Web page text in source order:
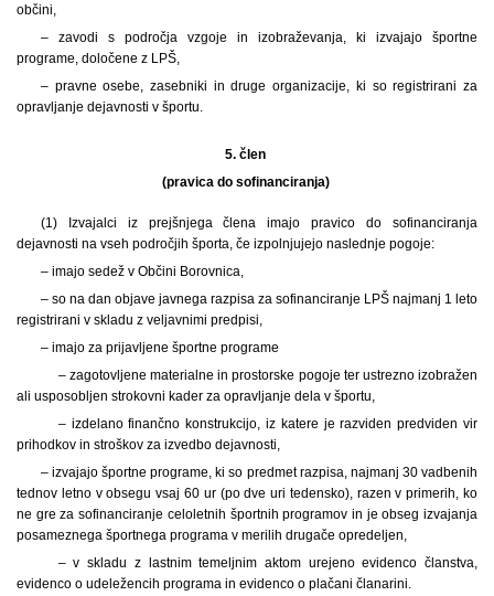
občini,
– zavodi s področja vzgoje in izobraževanja, ki izvajajo športne
programe, določene z LPŠ,
– pravne osebe, zasebniki in druge organizacije, ki so registrirani za
opravljanje dejavnosti v športu.
5. člen
(pravica do sofinanciranja)
(1) Izvajalci iz prejšnjega člena imajo pravico do sofinanciranja
dejavnosti na vseh področjih športa, če izpolnjujejo naslednje pogoje:
– imajo sedež v Občini Borovnica,
– so na dan objave javnega razpisa za sofinanciranje LPŠ najmanj 1 leto
registrirani v skladu z veljavnimi predpisi,
– imajo za prijavljene športne programe
– zagotovljene materialne in prostorske pogoje ter ustrezno izobražen
ali usposobljen strokovni kader za opravljanje dela v športu,
– izdelano finančno konstrukcijo, iz katere je razviden predviden vir
prihodkov in stroškov za izvedbo dejavnosti,
– izvajajo športne programe, ki so predmet razpisa, najmanj 30 vadbenih
tednov letno v obsegu vsaj 60 ur (po dve uri tedensko), razen v primerih, ko
ne gre za sofinanciranje ce loletnih športnih programov in je obseg izvajanja
posameznega športnega programa v merilih drugače opredeljen,
– v skladu z lastnim temeljnim aktom urejeno evidenco članstva,
evidenco o udeležencih programa in evidenco o plačani članarini.